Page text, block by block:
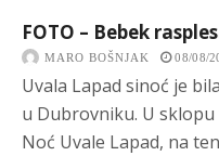
FOTO – Bebek
MARO BOŠNJAK 08/08/
Uvala Lapad sinoć je
u Dubrovniku. U
Noć Uvale Lapad, na